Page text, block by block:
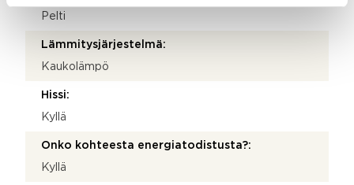
Pelti
Lämmitysjärjestelmä:
Kaukolämpö
Hissi:
Kyllä
Onko kohteesta energiatodistusta?:
Kyllä